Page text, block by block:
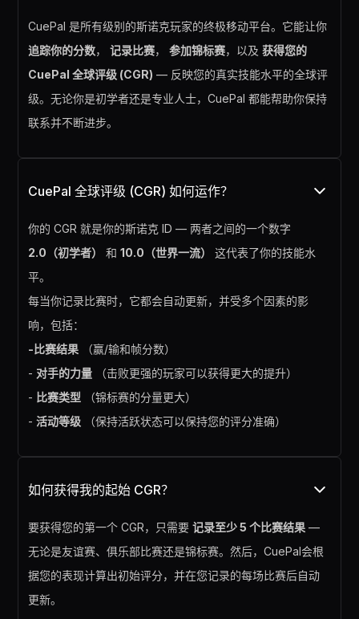
CuePal 是所有级别的斯诺克玩家的终极移动平台。它能让你
追踪你的分数，记录比赛，参加锦标赛，以及获得您的
CuePal 全球评级 (CGR) — 反映您的真实技能水平的全球评
级。无论你是初学者还是专业人士，CuePal 都能帮助你保持
联系并不断进步。
CuePal 全球评级 (CGR) 如何运作？
你的 CGR 就是你的斯诺克 ID — 两者之间的一个数字
2.0（初学者）
和10.0（世界一流）
这代表了你的技能水
平。
每当你记录比赛时，它都会自动更新，并受多个因素的影
响，包括：
-比赛结果 （赢/输和帧分数）
- 对手的力量 （击败更强的玩家可以获得更大的提升）
- 比赛类型 （锦标赛的分量更大）
-活动等级 （保持活跃状态可以保持您的评分准确）
如何获得我的起始 CGR？
要获得您的第一个 CGR，只需要记录至少 5 个比赛结果 —
无论是友谊赛、俱乐部比赛还是锦标赛。然后，CuePal会根
据您的表现计算出初始评分，并在您记录的每场比赛后自动
更新。